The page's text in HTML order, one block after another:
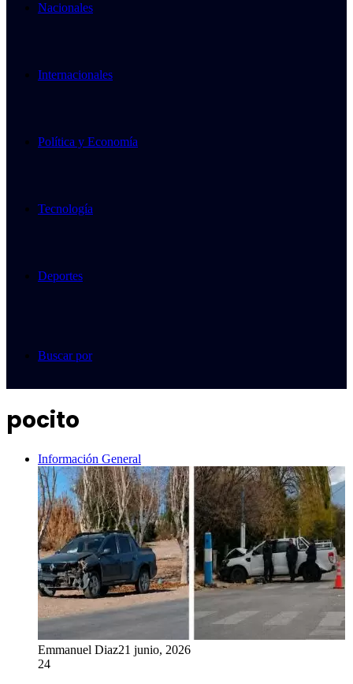
Nacionales
Internacionales
Política y Economía
Tecnología
Deportes
Buscar por
pocito
Información General
Emmanuel Diaz21 junio, 2026
24